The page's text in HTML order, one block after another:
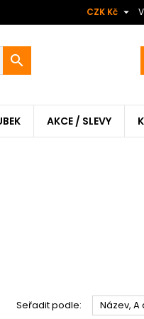
CZK Kč 

AKCE / SLEVY
Seřadit podle: Název, A